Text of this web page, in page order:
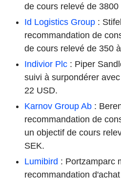
de cours relevé de 3800
Id Logistics Group :
recommandation de
de cours relevé de 350
Indivior Plc : Piper
suivi à surpondérer
22 USD.
Karnov Group Ab :
recommandation de
un objectif de cours
SEK.
Lumibird : Portzamparc
recommandation